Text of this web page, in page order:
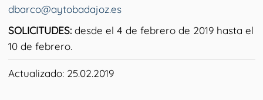
dbarco@aytobadajoz.es
SOLICITUDES:desde el 4 de febrero de 2019 hasta el
10 de febrero.
Actualizado: 25.02.2019